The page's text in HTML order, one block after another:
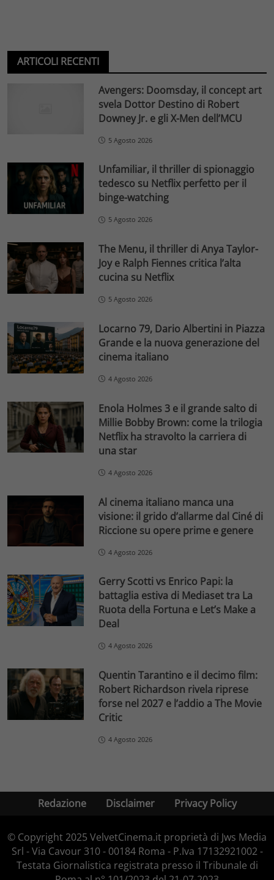
ARTICOLI RECENTI
Avengers: Doomsday, il concept art
svela Dottor Destino di Robert
Downey Jr. e gli X-Men dell’MCU
5 Agosto 2026
Unfamiliar, il thriller di spionaggio
tedesco su Netflix perfetto per il
binge-watching
5 Agosto 2026
The Menu, il thriller di Anya Taylor-
Joy e Ralph Fiennes critica l’alta
cucina su Netflix
5 Agosto 2026
Locarno 79, Dario Albertini in Piazza
Grande e la nuova generazione del
cinema italiano
4 Agosto 2026
Enola Holmes 3 e il grande salto di
Millie Bobby Brown: come la trilogia
Netflix ha stravolto la carriera di
una star
4 Agosto 2026
Al cinema italiano manca una
visione: il grido d’allarme dal Ciné di
Riccione su opere prime e genere
4 Agosto 2026
Gerry Scotti vs Enrico Papi: la
battaglia estiva di Mediaset tra La
Ruota della Fortuna e Let’s Make a
Deal
4 Agosto 2026
Quentin Tarantino e il decimo film:
Robert Richardson rivela riprese
forse nel 2027 e l’addio a The Movie
Critic
4 Agosto 2026
Redazione Disclaimer Privacy Policy
© Copyright 2025 VelvetCinema.it proprietà di Jws Media
Srl - Via Cavour 310 - 00184 Roma - P.Iva 17132921002 -
Testata Giornalistica registrata presso il Tribunale di